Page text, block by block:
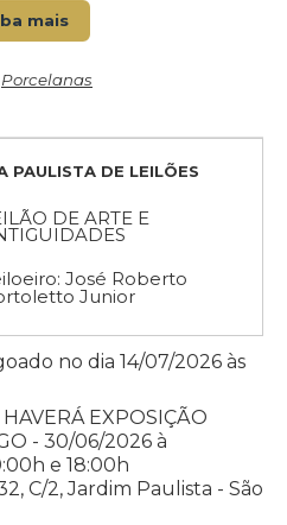
mais
Porcelanas
PAULISTA DE LEILÕES
DE ARTE E
José Roberto
Junior
no dia 14/07/2026 às
EXPOSIÇÃO
- 30/06/2026 à
e 18:00h
C/2, Jardim Paulista - São